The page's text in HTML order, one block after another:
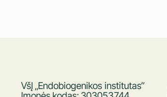
VšĮ „Endobiogenikos institutas”